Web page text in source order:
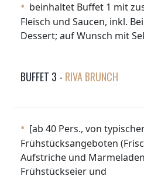
beinhaltet Buffet 1 mit
Fleisch und Saucen, inkl.
Dessert; auf Wunsch mit
BUFFET 3 - RIVA BRUNCH
[ab 40 Pers., von
Frühstücksangeboten
Aufstriche und
Frühstückseier und